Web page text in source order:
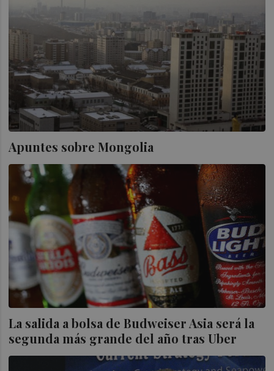
Apuntes sobre Mongolia
La salida a bolsa de Budweiser Asia será la
segunda más grande del año tras Uber